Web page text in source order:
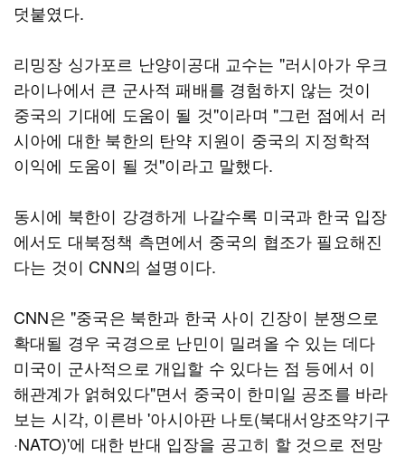
덧붙였다.
리밍장 싱가포르 난양이공대 교수는 "러시아가 우크
라이나에서 큰 군사적 패배를 경험하지 않는 것이
중국의 기대에 도움이 될 것"이라며 "그런 점에서 러
시아에 대한 북한의 탄약 지원이 중국의 지정학적
이익에 도움이 될 것"이라고 말했다.
동시에 북한이 강경하게 나갈수록 미국과 한국 입장
에서도 대북정책 측면에서 중국의 협조가 필요해진
다는 것이 CNN의 설명이다.
CNN은 "중국은 북한과 한국 사이 긴장이 분쟁으로
확대될 경우 국경으로 난민이 밀려올 수 있는 데다
미국이 군사적으로 개입할 수 있다는 점 등에서 이
해관계가 얽혀있다"면서 중국이 한미일 공조를 바라
보는 시각, 이른바 '아시아판 나토(북대서양조약기구
·NATO)'에 대한 반대 입장을 공고히 할 것으로 전망